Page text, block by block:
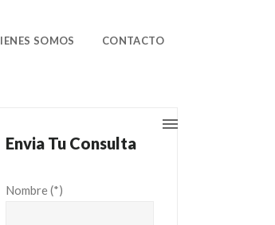
SOMOS CONTACTO
Envia Tu Consulta
Nombre (*)